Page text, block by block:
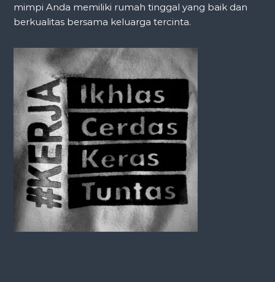
mimpi Anda memiliki rumah tinggal yang baik dan
berkualitas bersama keluarga tercinta.